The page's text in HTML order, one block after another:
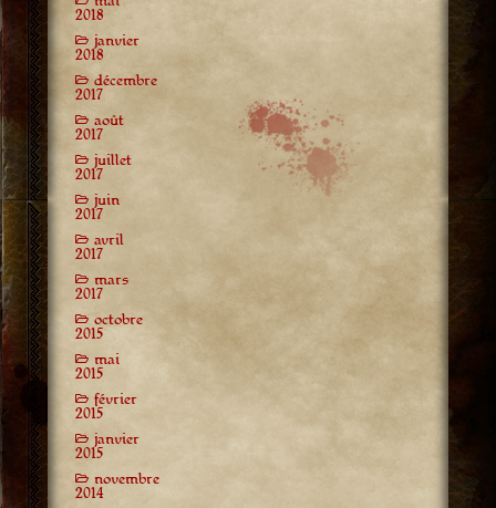
2018
janvier
2018
décembre
2017
août
2017
juillet
2017
juin
2017
avril
2017
mars
2017
octobre
2015
mai
2015
février
2015
janvier
2015
novembre
2014